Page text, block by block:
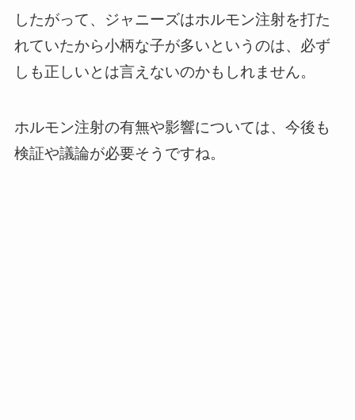
したがって、ジャニーズはホルモン注射を打た
れていたから小柄な子が多いというのは、必ず
しも正しいとは言えないのかもしれません。
ホルモン注射の有無や影響については、今後も
検証や議論が必要そうですね。